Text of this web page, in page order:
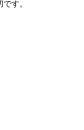
す。